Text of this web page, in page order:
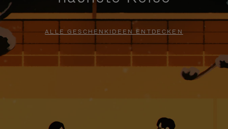
ALLE GESCHENKIDEEN ENTDECKEN